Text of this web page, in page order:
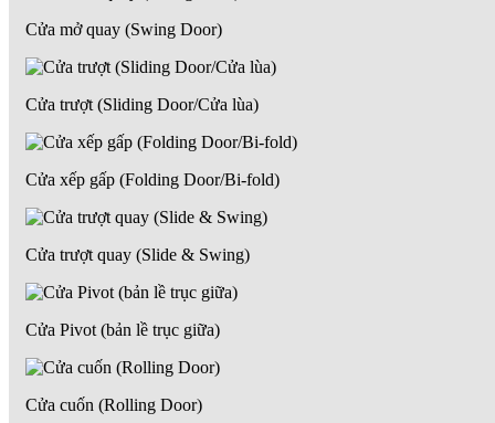
Cửa mở quay (Swing Door)
Cửa trượt (Sliding Door/Cửa lùa)
Cửa xếp gấp (Folding Door/Bi-fold)
Cửa trượt quay (Slide & Swing)
Cửa Pivot (bản lề trục giữa)
Cửa cuốn (Rolling Door)